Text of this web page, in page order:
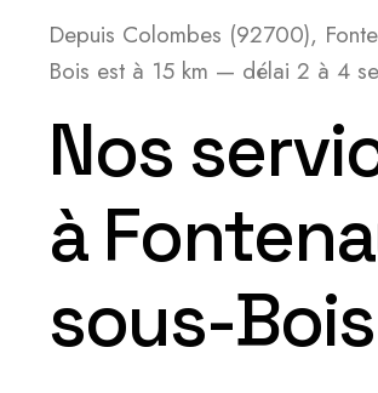
Depuis Colombes (92700),
Bois est à 15 km — délai 2 à 4
Nos
à
sous-Bois